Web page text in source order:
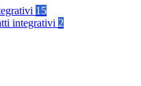
15
integrativi 2